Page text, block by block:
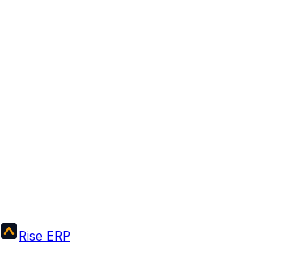
Rise ERP